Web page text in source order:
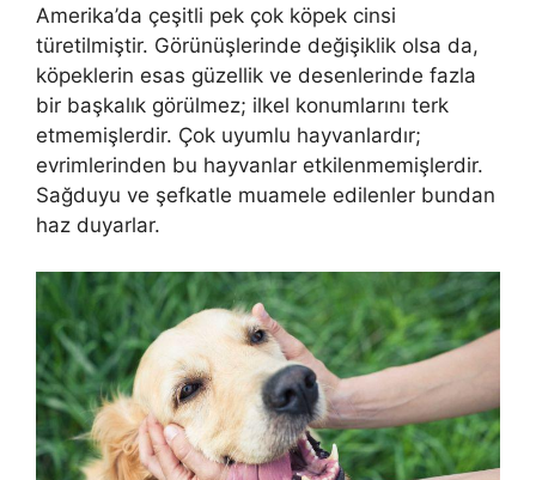
Amerika’da çeşitli pek çok köpek cinsi
türetilmiştir. Görünüşlerinde değişiklik olsa da,
köpeklerin esas güzellik ve desenlerinde fazla
bir başkalık görülmez; ilkel konumlarını terk
etmemişlerdir. Çok uyumlu hayvanlardır;
evrimlerinden bu hayvanlar etkilenmemişlerdir.
Sağduyu ve şefkatle muamele edilenler bundan
haz duyarlar.